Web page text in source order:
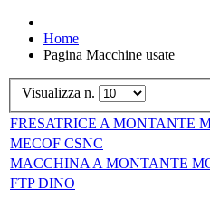
Home
Pagina Macchine usate
Visualizza n.
FRESATRICE A MONTANTE
MECOF CSNC
MACCHINA A MONTANTE
FTP DINO